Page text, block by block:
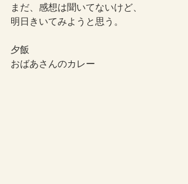
まだ、感想は聞いてないけど、
明日きいてみようと思う。
夕飯
おばあさんのカレー